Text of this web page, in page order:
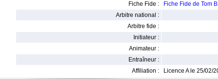
Fiche Fide :
Fiche Fide de Tom
Arbitre national :
Arbitre fide :
Initiateur :
Animateur :
Entraîneur :
Affiliation :
Licence A le 25/02/